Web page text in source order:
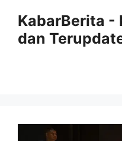
KabarBerita -
dan